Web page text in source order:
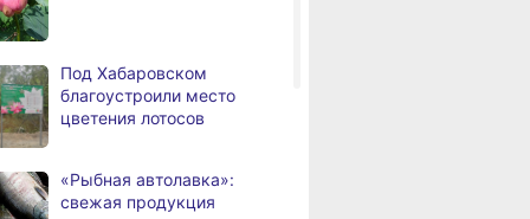
на пожаре»
В Николаевске-на-Амуре
ремонтируют кровлю Дома
культуры
Под Хабаровском
благоустроили место
цветения лотосов
«Рыбная автолавка»:
свежая продукция